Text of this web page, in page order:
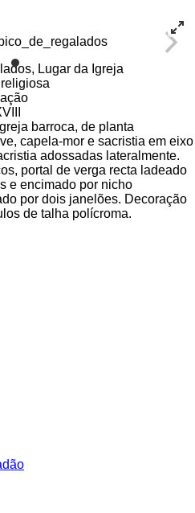
Lugar da Igreja
Igreja barroca, de planta
capela-mor e sacristia em eixo
adossadas lateralmente.
portal de verga recta ladeado
e encimado por nicho
por dois janelões. Decoração
de talha polícroma.